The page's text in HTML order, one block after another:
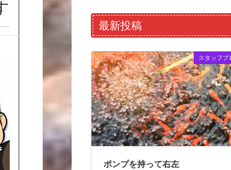
最新投稿
スタッフブ
ポンプを持って右左